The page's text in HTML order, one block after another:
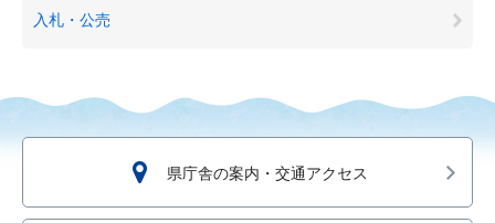
入札・公売
県庁舎の案内・交通アクセス